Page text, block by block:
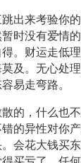
跳出来考验你
时没有爱情
。财运走低
及。无心处
易走弯路。
散的，什么也
的异性对你
会花大钱买